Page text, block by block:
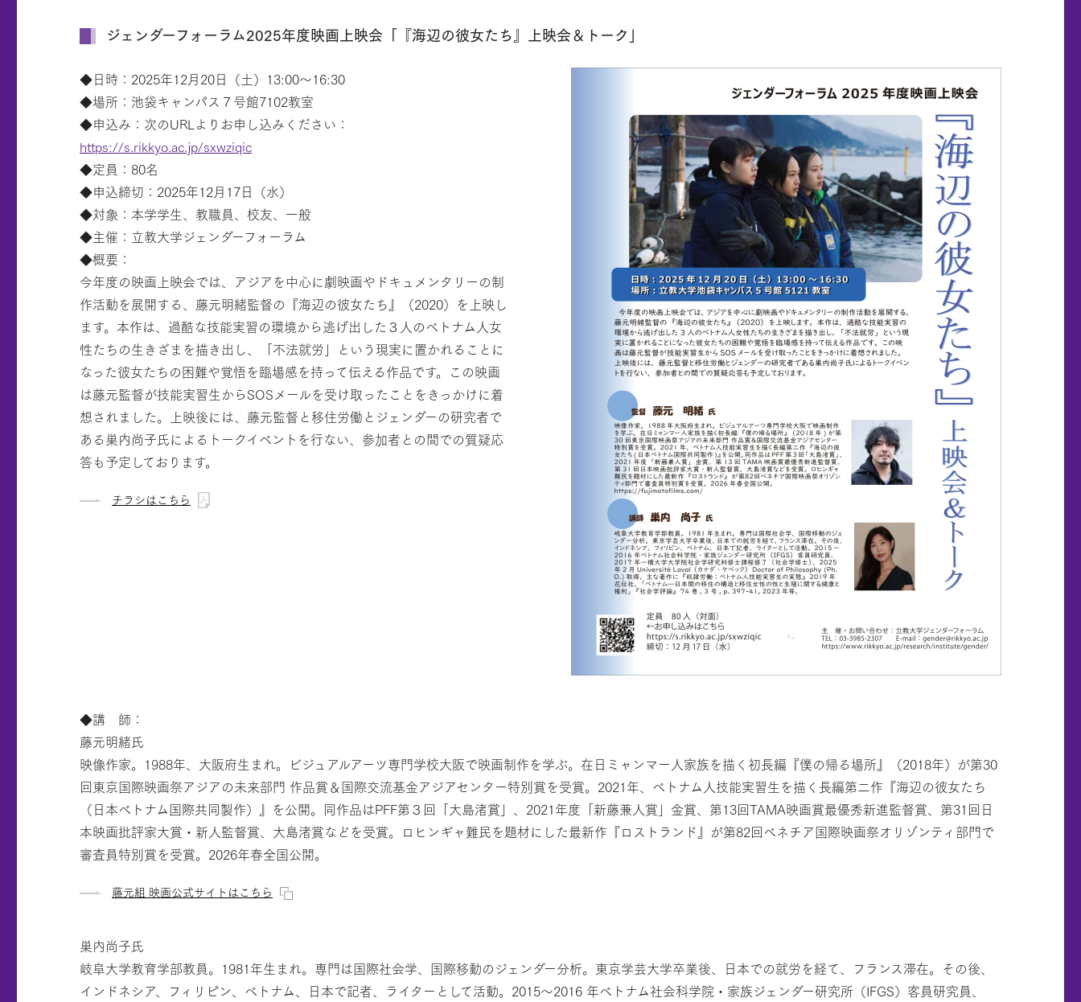
ジェンダーフォーラム2025年度映画上映会「『海辺の彼女たち』上映会＆トーク」
◆日時：2025年12月20日（土）13:00～16:30
◆場所：池袋キャンパス７号館7102教室
◆申込み：次のURLよりお申し込みください：
https://s.rikkyo.ac.jp/sxwziqic
◆定員：80名
◆申込締切：2025年12月17日（水）
◆対象：本学学生、教職員、校友、一般
◆主催：立教大学ジェンダーフォーラム
◆概要：
今年度の映画上映会では、アジアを中心に劇映画やドキュメンタリーの制
作活動を展開する、藤元明緒監督の『海辺の彼女たち』（2020）を上映し
ます。本作は、過酷な技能実習の環境から逃げ出した３人のベトナム人女
性たちの生きざまを描き出し、「不法就労」という現実に置かれることに
なった彼女たちの困難や覚悟を臨場感を持って伝える作品です。この映画
は藤元監督が技能実習生からSOSメールを受け取ったことをきっかけに着
想されました。上映後には、藤元監督と移住労働とジェンダーの研究者で
ある巣内尚子氏によるトークイベントを行ない、参加者との間での質疑応
答も予定しております。
チラシはこちら
◆講 師：
藤元明緒氏
映像作家。1988年、大阪府生まれ。ビジュアルアーツ専門学校大阪で映画制作を学ぶ。在日ミャンマー人家族を描く初長編『僕の帰る場所』（2018年）が第30
回東京国際映画祭アジアの未来部門 作品賞＆国際交流基金アジアセンター特別賞を受賞。2021年、ベトナム人技能実習生を描く長編第二作『海辺の彼女たち
（日本ベトナム国際共同製作）』を公開。同作品はPFF第３回「大島渚賞」、2021年度「新藤兼人賞」金賞、第13回TAMA映画賞最優秀新進監督賞、第31回日
本映画批評家大賞・新人監督賞、大島渚賞などを受賞。ロヒンギャ難民を題材にした最新作『ロストランド』が第82回ベネチア国際映画祭オリゾンティ部門で
審査員特別賞を受賞。2026年春全国公開。
藤元組 映画公式サイトはこちら
巣内尚子氏
岐阜大学教育学部教員。1981年生まれ。専門は国際社会学、国際移動のジェンダー分析。東京学芸大学卒業後、日本での就労を経て、フランス滞在。その後、
インドネシア、フィリピン、ベトナム、日本で記者、ライターとして活動。2015～2016 年ベトナム社会科学院・家族ジェンダー研究所（IFGS）客員研究員、